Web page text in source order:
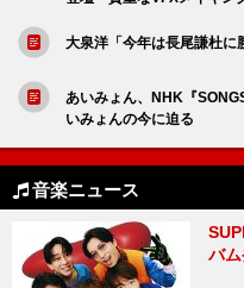
大泉洋「今年は長尾謙杜
あいみょん、NHK『
いみょんの今に迫る
音楽ニュース
バ